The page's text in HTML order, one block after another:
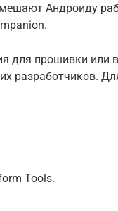
Андроиду
для прошивки или
разработчиков.
Tools.